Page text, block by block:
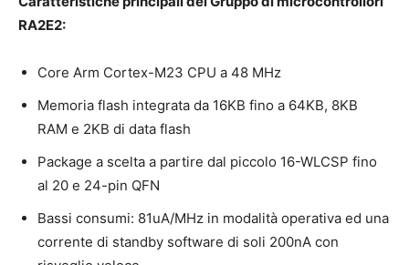
RA2E2:
Core Arm Cortex-M23 CPU a 48 MHz
Memoria flash integrata da 16KB fino a 64KB, 8KB
RAM e 2KB di data flash
Package a scelta a partire dal piccolo 16-WLCSP fino
al 20 e 24-pin QFN
Bassi consumi: 81uA/MHz in modalità operativa ed una
corrente di standby software di soli 200nA con